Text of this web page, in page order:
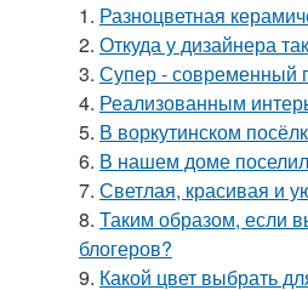
1. Разноцветная
2. Откуда у дизайнера
3. Супер - современный
4. Реализованным
5. В воркутинском
6. В нашем доме
7. Светлая, красивая и
8. Таким образом, если
блогеров?
9. Какой цвет выбрать